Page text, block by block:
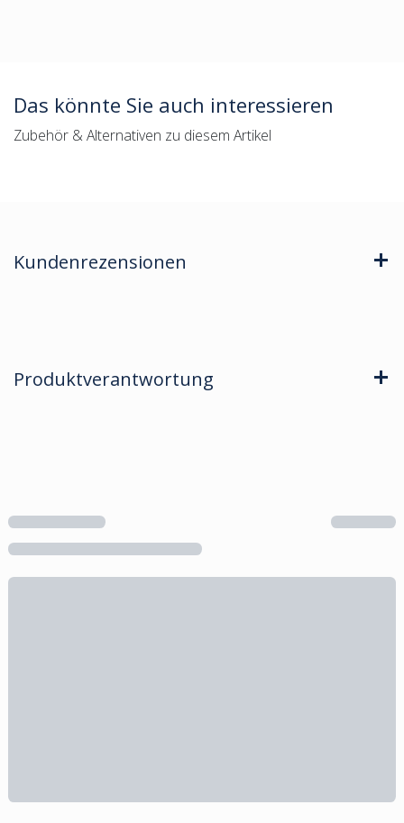
Das könnte Sie auch interessieren
Zubehör & Alternativen zu diesem Artikel
Kundenrezensionen
Produktverantwortung